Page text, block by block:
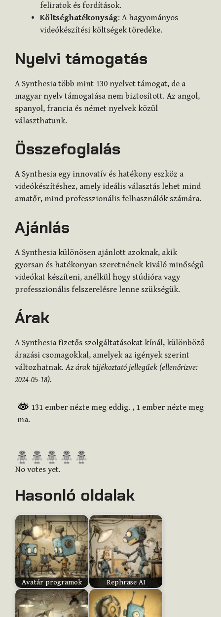
feliratok és fordítások.
Költséghatékonyság: A hagyományos
videókészítési költségek töredéke.
Nyelvi támogatás
A Synthesia több mint 130 nyelvet támogat, de a
magyar nyelv támogatása nem biztosított. Az angol,
spanyol, francia és német nyelvek közül
választhatunk.
Összefoglalás
A Synthesia egy innovatív és hatékony eszköz a
videókészítéshez, amely ideális választás lehet mind
amatőr, mind professzionális felhasználók számára.
Ajánlás
A Synthesia különösen ajánlott azoknak, akik
gyorsan és hatékonyan szeretnének kiváló minőségű
videókat készíteni, anélkül hogy stúdióra vagy
professzionális felszerelésre lenne szükségük.
Árak
A Synthesia fizetős szolgáltatásokat kínál, különböző
árazási csomagokkal, amelyek az igények szerint
változhatnak.Az árak tájékoztató jellegűek (ellenőrizve:
2024-05-18).
131 ember nézte meg eddig. , 1 ember nézte meg
ma.
R
a
e
t
h
i
s
i
t
e
m
No votes yet.
Hasonló oldalak
Avatár programok Rephrase AI